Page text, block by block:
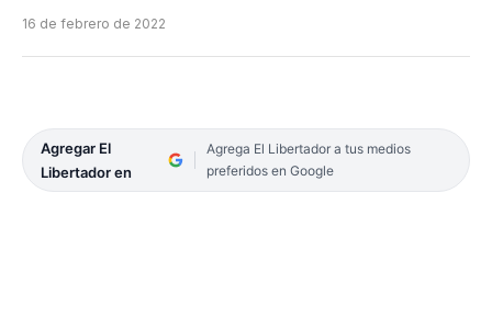
16 de febrero de 2022
Agregar El
Libertador en
Agrega El Libertador a tus medios
preferidos en Google